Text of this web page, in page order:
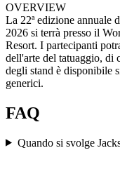
OVERVIEW
La 22ª edizione annuale
2026 si terrà presso il
Resort. I partecipanti
dell'arte del tatuaggio, di
degli stand è disponibile
generici.
FAQ
Quando si svolge